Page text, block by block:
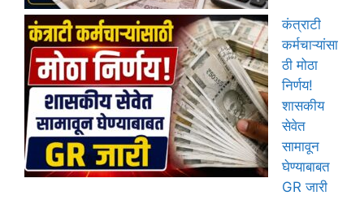
कंत्राटी
कर्मचाऱ्यांसा
ठी मोठा
निर्णय!
शासकीय
सेवेत
सामावून
घेण्याबाबत
GR जारी